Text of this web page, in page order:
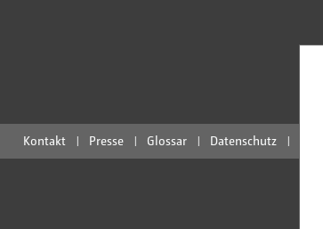
Kontakt Presse Glossar Datenschutz